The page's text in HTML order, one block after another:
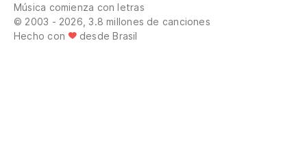
Música comienza con letras
© 2003 - 2026, 3.8 millones de canciones
Hecho con
desde Brasil